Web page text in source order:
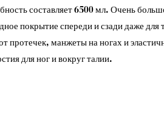
составляет 6500 мл. Очень
покрытие спереди и сзади даже для
протечек, манжеты на ногах и
для ног и вокруг талии.